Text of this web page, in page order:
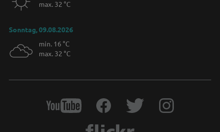
max. 32 °C
Sonntag, 09.08.2026
min. 16 °C
max. 32 °C